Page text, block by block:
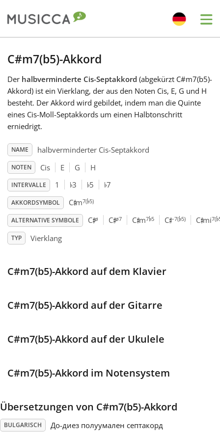
Български
Dansk
Español
Français
한국어
हिन्दी
Português
C#m7(b5)-Akkord
Der halbverminderte Cis-Septakkord (abgekürzt C#m7(b5)-
Akkord) ist ein Vierklang, der aus den Noten Cis, E, G und H
besteht. Der Akkord wird gebildet, indem man die Quinte
eines Cis-Moll-Septakkords um einen Halbtonschritt
erniedrigt.
NAME halbverminderter Cis-Septakkord
NOTEN Cis E G H
INTERVALLE 1 ♭3 ♭5 ♭7
AKKORDSYMBOL C♯m7(♭5)
ALTERNATIVE SYMBOLE C♯ø C♯ø7 C♯m7♭5 C♯–7(♭5) C♯mi7(♭
TYP Vierklang
C#m7(b5)-Akkord auf dem Klavier
C#m7(b5)-Akkord auf der Gitarre
C#m7(b5)-Akkord auf der Ukulele
C#m7(b5)-Akkord im Notensystem
Übersetzungen von C#m7(b5)-Akkord
BULGARISCH До-диез полуумален септакорд